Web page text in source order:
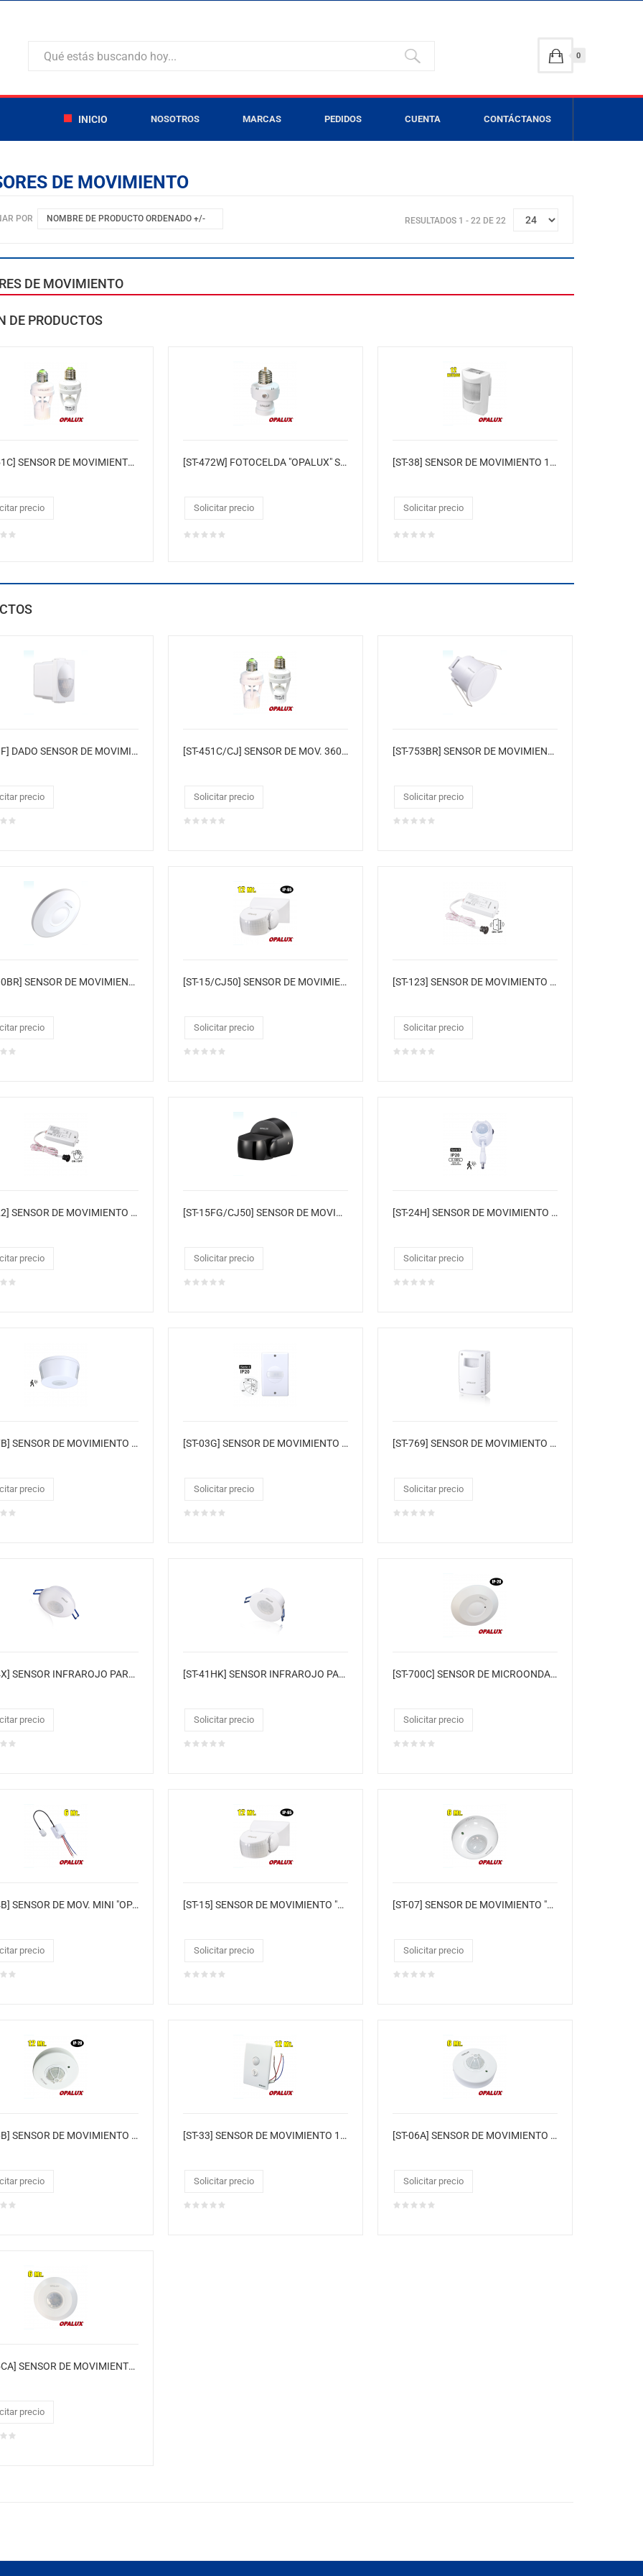
0
INICIO NOSOTROS MARCAS PEDIDOS CUENTA CONTÁCTANOS
DE MOVIMIENTO
POR NOMBRE DE PRODUCTO ORDENADO +/- RESULTADOS 1 - 22 DE 22
DE MOVIMIENTO
DE PRODUCTOS
[ST-451C] SENSOR DE MOVIMIENTO 360° "OPALUX" ROSCA E27 220-240VAC (6MTS)
precio
[ST-472W] FOTOCELDA "OPALUX" SOCKET E27 6A CON TIMER 1,2,4,8,12 HORAS 100W BLANCO
Solicitar precio
[ST-38] SENSOR DE MOVIMIENTO 180° "OPALUX" IP20 (12MTS) 24°C
Solicitar precio
[ST-03F] DADO SENSOR DE MOVIMIENTO INFRARROJO
precio
[ST-451C/CJ] SENSOR DE MOV. 360° "OPALUX" ROSCA E27 220-240VAC (6MTS) CAJA COLOR CJX50
Solicitar precio
[ST-753BR] SENSOR DE MOVIMIENTO
Solicitar precio
[ST-700BR] SENSOR DE MOVIMIENTO
precio
[ST-15/CJ50] SENSOR DE MOVIMIENTO "OPALUX" 180° DE 12 MTS INFRARROJO 220VAC IP65
Solicitar precio
[ST-123] SENSOR DE MOVIMIENTO APERTURA Y CIERRE DE PUERTA
Solicitar precio
[ST-122] SENSOR DE MOVIMIENTO DE PASO DE MANO
precio
[ST-15FG/CJ50] SENSOR DE MOVIMIENTO INFRARROJO
Solicitar precio
[ST-24H] SENSOR DE MOVIMIENTO INFRARROJO
Solicitar precio
[ST-07B] SENSOR DE MOVIMIENTO INFRARROJO
precio
[ST-03G] SENSOR DE MOVIMIENTO INFRARROJO PARA PARED
Solicitar precio
[ST-769] SENSOR DE MOVIMIENTO SISTEMA RADAR
Solicitar precio
[ST-44X] SENSOR INFRAROJO PARA EMPOTRAR
precio
[ST-41HK] SENSOR INFRAROJO PARA EMPOTRAR
Solicitar precio
[ST-700C] SENSOR DE MICROONDAS RADAR "OPALUX" 220VAC SERIE II 5.8GHZ 360°
Solicitar precio
[ST-24B] SENSOR DE MOV. MINI "OPALUX" IP65 360° DE 6MTS INFRARROJO 220VAC CJX100
precio
[ST-15] SENSOR DE MOVIMIENTO "OPALUX" 180° DE 12 MTS INFRARROJO 220VAC IP65
Solicitar precio
[ST-07] SENSOR DE MOVIMIENTO "OPALUX" CON TIMER Y LUX SERIE I 360° HASTA 6MTS INFRARROJO 220VAC
Solicitar precio
[ST-06B] SENSOR DE MOVIMIENTO "OPALUX" IP20 360° DE 3-12MTS INFRARROJO 220VAC
precio
[ST-33] SENSOR DE MOVIMIENTO 120º CE
Solicitar precio
[ST-06A] SENSOR DE MOVIMIENTO 360º 220-240VAC 60Hz
Solicitar precio
[ST-05CA] SENSOR DE MOVIMIENTO SLIM "OPALUX" SERIE I 360° DE 6MTS INFRARROJO 220VAC
precio